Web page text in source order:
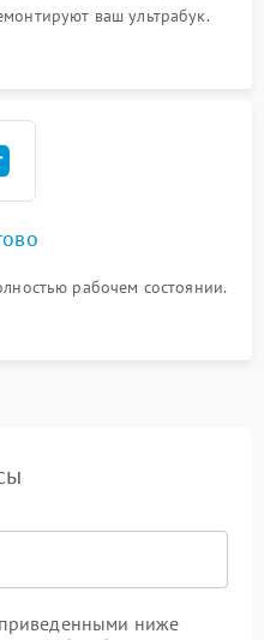
ваш ультрабук.
рабочем состоянии.
ниже